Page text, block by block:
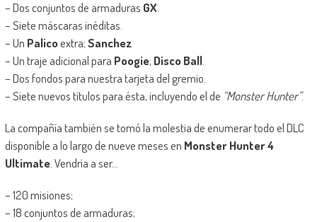
– Dos conjuntos de armaduras GX
– Siete máscaras inéditas.
– Un Palicoextra;Sanchez
– Un traje adicional para Poogie; Disco Ball.
– Dos fondos para nuestra tarjeta del gremio.
– Siete nuevos títulos para ésta, incluyendo el de “Monster Hunter”.
La compañía también se tomó la molestia de enumerar todo el DLC
disponible a lo largo de nueve meses en Monster Hunter 4
Ultimate. Vendría a ser…
– 120 misiones;
– 18 conjuntos de armaduras;